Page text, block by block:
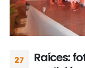
27
Raíces: